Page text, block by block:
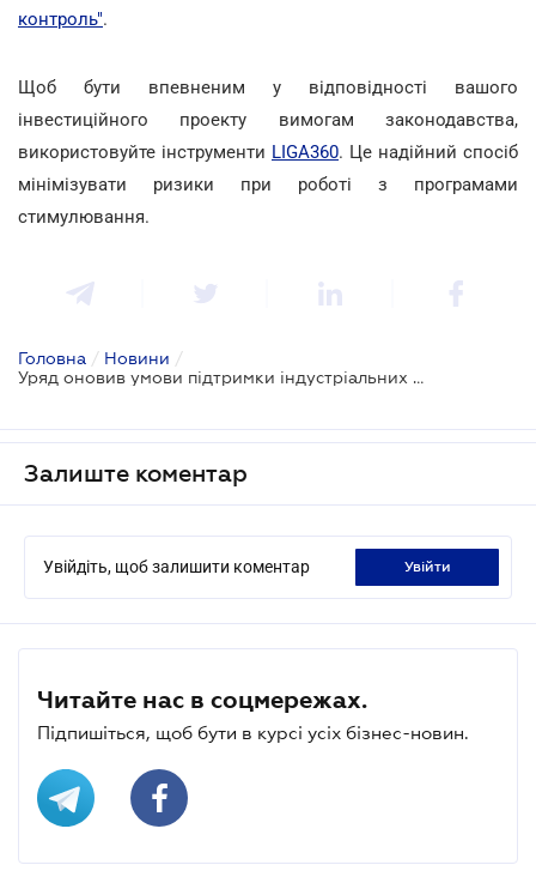
контроль".
Щоб бути впевненим у відповідності вашого
інвестиційного проекту вимогам законодавства,
використовуйте інструменти LIGA360. Це надійний спосіб
мінімізувати ризики при роботі з програмами
стимулювання.
Головна / Новини /
Уряд оновив умови підтримки індустріальних парків: фокус на прифронтові зони та відновлення
Залиште коментар
Увійдіть, щоб залишити коментар увійти
Читайте нас в соцмережах.
Підпишіться, щоб бути в курсі усіх бізнес-новин.